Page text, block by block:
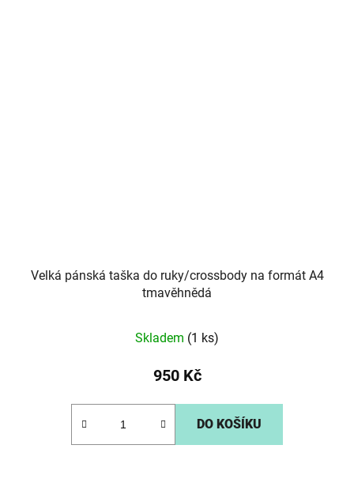
Velká pánská taška do ruky/crossbody na formát A4
tmavěhnědá
Skladem (1 ks)
950 Kč
DO KOŠÍKU